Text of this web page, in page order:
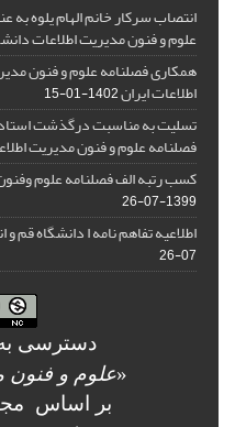
انتصاب سرکار خانم الهام یلوه به
علوم و فنون مدیریت اطلاعات
همکاری فصلنامه علوم و فنون
اطلاعات ایران1402-01-15
تسلیت به مناسبت درگذشت
فصلنامه علوم و فنون مدیریت
کسب رتبه الف فصلنامه علوم وفنون
1399-07-26
اطلاعیه تفاهم نامه ا دانشگاه قم
07-26
دسترسی
«علوم و فنون
بر اساس